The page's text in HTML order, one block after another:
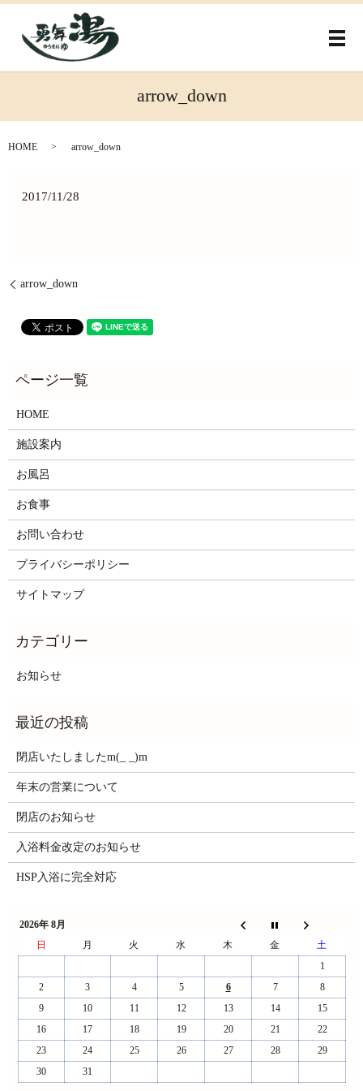
メ
arrow_down
HOME arrow_down
2017/11/28
arrow_down
HOME
施設案内
お風呂
お食事
お問い合わせ
プライバシーポリシー
サイトマップ
お知らせ
閉店いたしましたm(_ _)m
年末の営業について
閉店のお知らせ
入浴料金改定のお知らせ
HSP入浴に完全対応
2026年 8月
日
月 火 水 木 金
土
1
2
3 4 5 6 7
8
9
10 11 12 13 14
15
16
17 18 19 20 21
22
23
24 25 26 27 28
29
30
31